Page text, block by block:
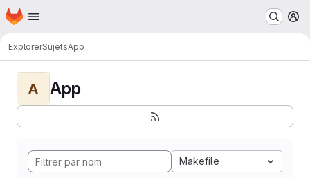
Passer au contenu principal
Page d'accueil
ExplorerSujetsApp
A App
Makefile